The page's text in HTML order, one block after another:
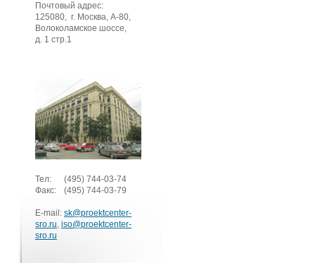
Почтовый адрес:
125080, г. Москва, А-80,
Волоколамское шоссе,
д. 1 стр.1
Тел: (495) 744-03-74
Факс:
(495) 744-03-79
E-mail: sk@proektcenter-
sro.ru, iso@proektcenter-
sro.ru